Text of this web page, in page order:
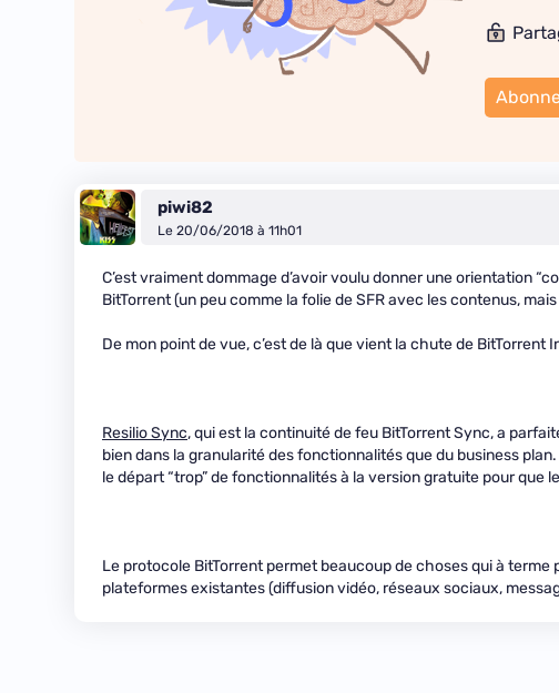
piwi82
Le 20/06/2018 à 11h01
C’est vraiment dommage d’avoir voulu donner une orientation
BitTorrent (un peu comme la folie de SFR avec les contenus,
De mon point de vue, c’est de là que vient la chute de BitTorrent
Resilio Sync, qui est la continuité de feu BitTorrent Sync, a
bien dans la granularité des fonctionnalités que du business
le départ “trop” de fonctionnalités à la version gratuite pour que
Le protocole BitTorrent permet beaucoup de choses qui à
plateformes existantes (diffusion vidéo, réseaux sociaux,